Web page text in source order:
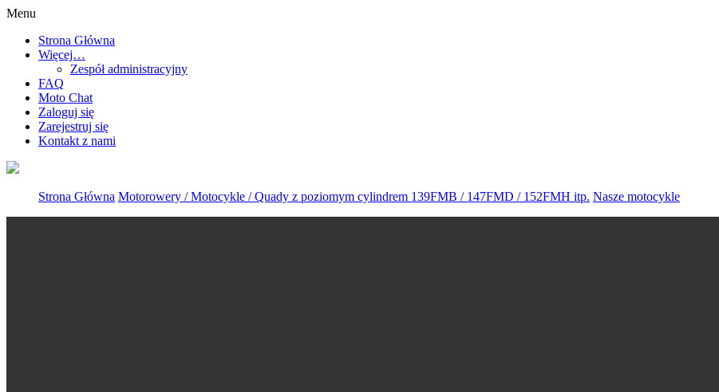
Menu
Strona Główna
Więcej…
Zespół administracyjny
FAQ
Moto Chat
Zaloguj się
Zarejestruj się
Kontakt z nami
Strona Główna Motorowery / Motocykle / Quady z poziomym cylindrem 139FMB / 147FMD / 152FMH itp. Nasze motocykle